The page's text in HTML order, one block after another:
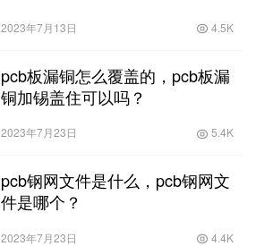
2023年7月13日 4.5K
pcb板漏铜怎么覆盖的，pcb板漏
铜加锡盖住可以吗？
2023年7月23日 5.4K
pcb钢网文件是什么，pcb钢网文
件是哪个？
2023年7月23日 4.4K